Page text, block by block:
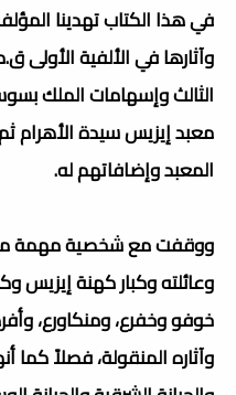
في هذا الكتاب تهدينا
وآثارها في الألفية الأولى
الثالث وإسهامات الملك
معبد إيزيس سيدة الأهرام
المعبد وإضافاتهم له.
ووقفت مع شخصية مهمة
وعائلته وكبار كهنة إيزيس
خوفو وخفرع، ومنكاورع،
وآثاره المنقولة، فصلاً كما